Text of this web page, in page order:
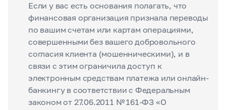
Если у вас есть основания полагать, что
финансовая организация признала переводы
по вашим счетам или картам операциями,
совершенными без вашего добровольного
согласия клиента (мошенническими), и в
связи с этим ограничила доступ к
электронным средствам платежа или онлайн-
банкингу в соответствии с Федеральным
законом от 27.06.2011 № 161-ФЗ «О